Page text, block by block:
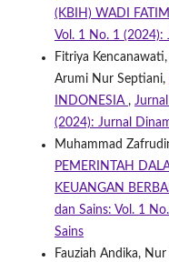
(KBIH) WADI
Vol. 1 No. 1 (2024):
Fitriya
Arumi Nur Septiani,
INDONESIA ,
(2024): Jurnal
Muhammad
PEMERINTAH
KEUANGAN
dan Sains: Vol. 1
Sains
Fauziah Andika,